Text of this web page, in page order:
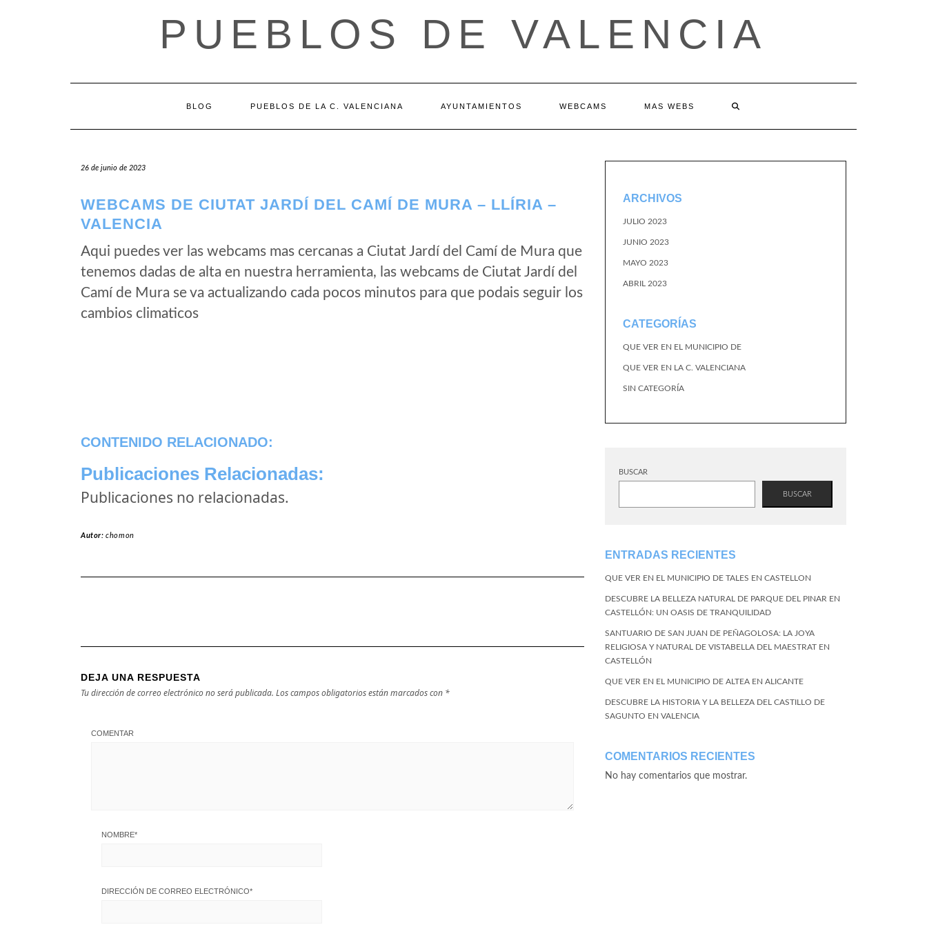
PUEBLOS DE VALENCIA
BLOG PUEBLOS DE LA C. VALENCIANA AYUNTAMIENTOS WEBCAMS MAS WEBS
26 de junio de 2023
WEBCAMS DE CIUTAT JARDÍ DEL CAMÍ DE MURA – LLÍRIA –
VALENCIA
Aqui puedes ver las webcams mas cercanas a Ciutat Jardí del Camí de Mura que
tenemos dadas de alta en nuestra herramienta, las webcams de Ciutat Jardí del
Camí de Mura se va actualizando cada pocos minutos para que podais seguir los
cambios climaticos
CONTENIDO RELACIONADO:
Publicaciones Relacionadas:
Publicaciones no relacionadas.
Autor:chomon
DEJA UNA RESPUESTA
Tu dirección de correo electrónico no será publicada. Los campos obligatorios están marcados con *
COMENTAR
NOMBRE*
DIRECCIÓN DE CORREO ELECTRÓNICO*
ARCHIVOS
JULIO 2023
JUNIO 2023
MAYO 2023
ABRIL 2023
CATEGORÍAS
QUE VER EN EL MUNICIPIO DE
QUE VER EN LA C. VALENCIANA
SIN CATEGORÍA
BUSCAR
BUSCAR
ENTRADAS RECIENTES
QUE VER EN EL MUNICIPIO DE TALES EN CASTELLON
DESCUBRE LA BELLEZA NATURAL DE PARQUE DEL PINAR EN
CASTELLÓN: UN OASIS DE TRANQUILIDAD
SANTUARIO DE SAN JUAN DE PEÑAGOLOSA: LA JOYA
RELIGIOSA Y NATURAL DE VISTABELLA DEL MAESTRAT EN
CASTELLÓN
QUE VER EN EL MUNICIPIO DE ALTEA EN ALICANTE
DESCUBRE LA HISTORIA Y LA BELLEZA DEL CASTILLO DE
SAGUNTO EN VALENCIA
COMENTARIOS RECIENTES
No hay comentarios que mostrar.